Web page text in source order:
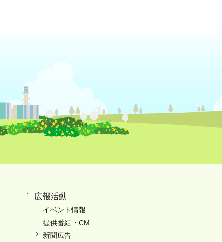
広報活動
イベント情報
提供番組・CM
新聞広告